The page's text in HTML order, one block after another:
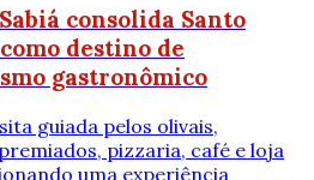
consolida Santo
destino de
gastronômico
guiada pelos olivais,
pizzaria, café e loja
uma experiência